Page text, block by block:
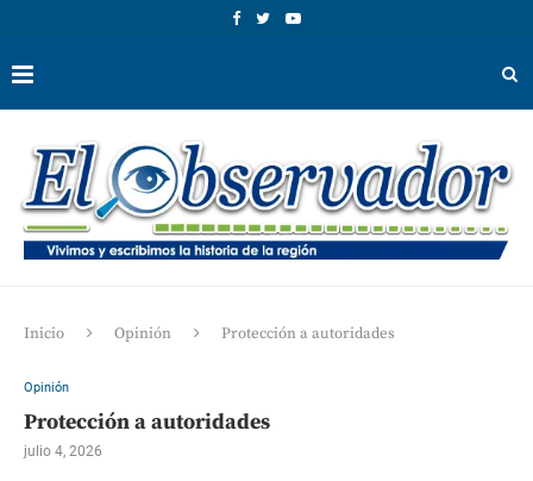
Inicio Opinión Protección a autoridades
Opinión
Protección a autoridades
julio 4, 2026